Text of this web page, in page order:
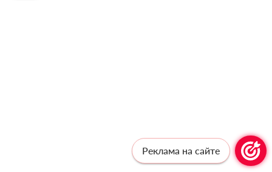
Реклама на сайте